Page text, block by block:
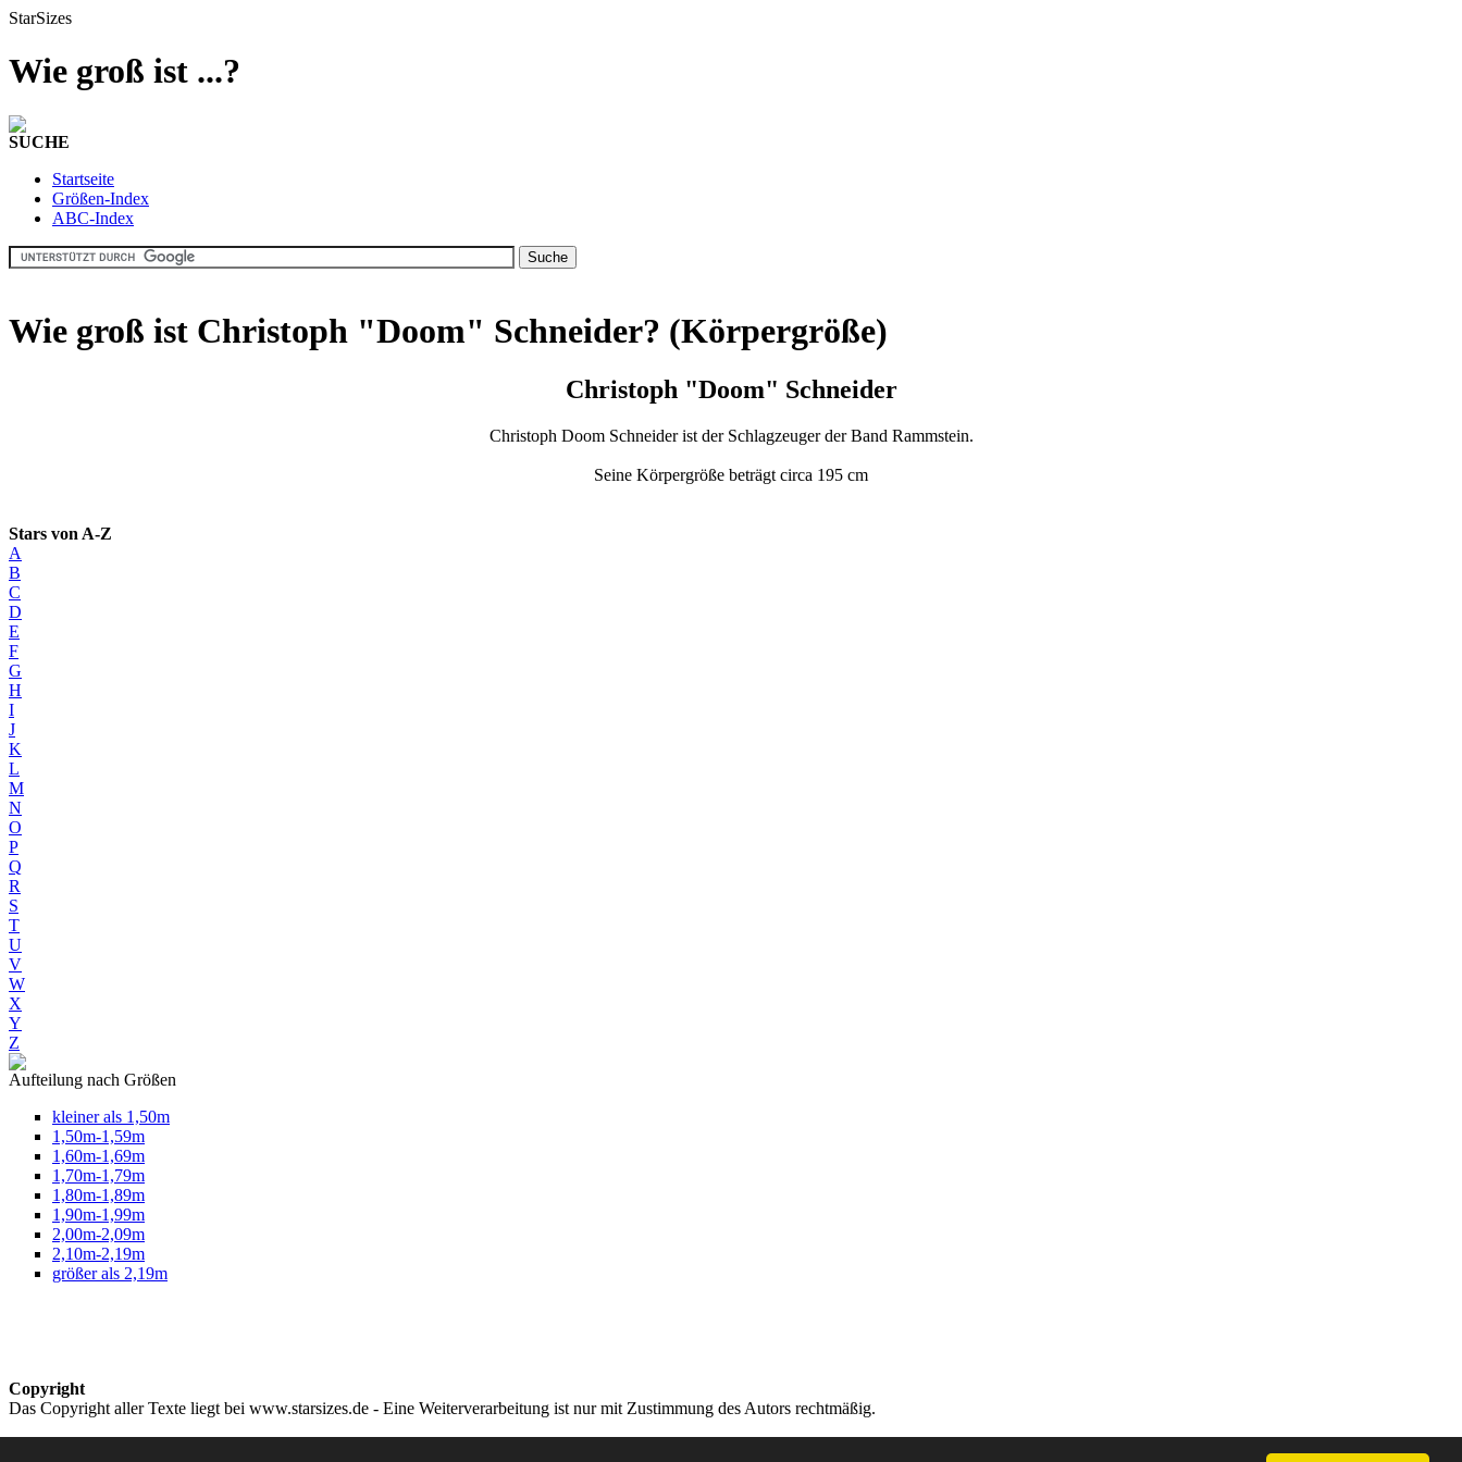
StarSizes
Wie groß ist ...?
SUCHE
Startseite
Größen-Index
ABC-Index
Wie groß ist Christoph "Doom" Schneider? (Körpergröße)
Christoph "Doom" Schneider
Christoph Doom Schneider ist der Schlagzeuger der Band Rammstein.
Seine Körpergröße beträgt circa 195 cm
Stars von A-Z
A
B
C
D
E
F
G
H
I
J
K
L
M
N
O
P
Q
R
S
T
U
V
W
X
Y
Z
Aufteilung nach Größen
kleiner als 1,50m
1,50m-1,59m
1,60m-1,69m
1,70m-1,79m
1,80m-1,89m
1,90m-1,99m
2,00m-2,09m
2,10m-2,19m
größer als 2,19m
Copyright
Das Copyright aller Texte liegt bei www.starsizes.de - Eine Weiterverarbeitung ist nur mit Zustimmung des Autors rechtmäßig.